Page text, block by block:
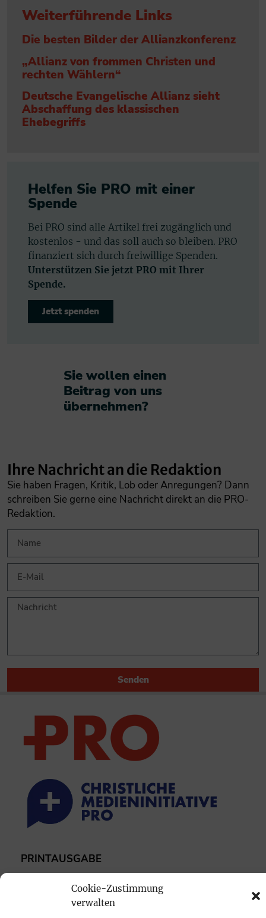
Cookie-Zustimmung
verwalten
Weiterführende Links
Die besten Bilder der Allianzkonferenz
„Allianz von frommen Christen und
rechten Wählern“
Deutsche Evangelische Allianz sieht
Abschaffung des klassischen
Ehebegriffs
Helfen Sie PRO mit einer
Spende
Bei PRO sind alle Artikel frei zugänglich und
kostenlos - und das soll auch so bleiben. PRO
finanziert sich durch freiwillige Spenden.
Unterstützen Sie jetzt PRO mit Ihrer
Spende.
Jetzt spenden
Sie wollen einen
Beitrag von uns
übernehmen?​
Ihre Nachricht an die Redaktion
Sie haben Fragen, Kritik, Lob oder Anregungen? Dann
schreiben Sie gerne eine Nachricht direkt an die PRO-
Redaktion.
Senden
PRINTAUSGABE